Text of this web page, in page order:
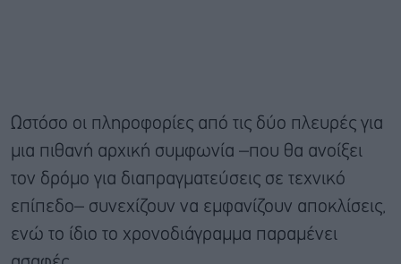
Ωστόσο οι πληροφορίες από τις δύο πλευρές για
μια πιθανή αρχική συμφωνία –που θα ανοίξει
τον δρόμο για διαπραγματεύσεις σε τεχνικό
επίπεδο– συνεχίζουν να εμφανίζουν αποκλίσεις,
ενώ το ίδιο το χρονοδιάγραμμα παραμένει